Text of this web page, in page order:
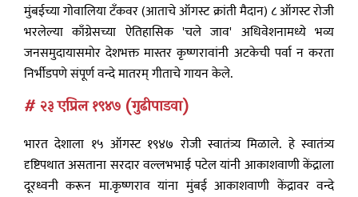
मुंबईच्या गोवालिया टॅंकवर (आताचे ऑगस्ट क्रांती मैदान) ८ ऑगस्ट रोजी
भरलेल्या काँग्रेसच्या ऐतिहासिक 'चले जाव' अधिवेशनामध्ये भव्य
जनसमुदायासमोर देशभक्त मास्तर कृष्णरावांनी अटकेची पर्वा न करता
निर्भीडपणे संपूर्ण वन्दे मातरम् गीताचे गायन केले.
# २३ एप्रिल १९४७ (गुढीपाडवा)
भारत देशाला १५ ऑगस्ट १९४७ रोजी स्वातंत्र्य मिळाले. हे स्वातंत्र्य
दृष्टिपथात असताना सरदार वल्लभभाई पटेल यांनी आकाशवाणी केंद्राला
दूरध्वनी करून मा.कृष्णराव यांना मुंबई आकाशवाणी केंद्रावर वन्दे